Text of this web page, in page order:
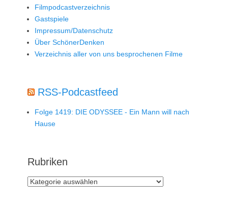
Filmpodcastverzeichnis
Gastspiele
Impressum/Datenschutz
Über SchönerDenken
Verzeichnis aller von uns besprochenen Filme
RSS-Podcastfeed
Folge 1419: DIE ODYSSEE - Ein Mann will nach
Hause
Rubriken
Rubriken